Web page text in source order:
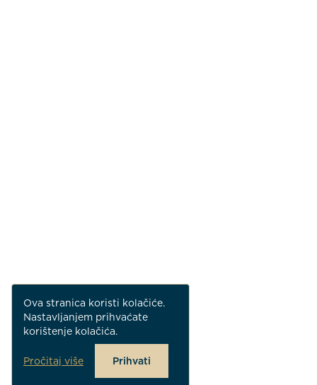
Ova stranica koristi kolačiće.
Nastavljanjem prihvaćate
korištenje kolačića.
Pročitaj više Prihvati